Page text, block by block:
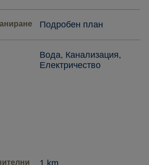
Подробен план
Вода, Канализация,
Електричество